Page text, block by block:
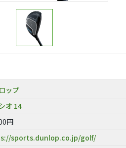
ップ
オ 14
円
sports.dunlop.co.jp/golf/